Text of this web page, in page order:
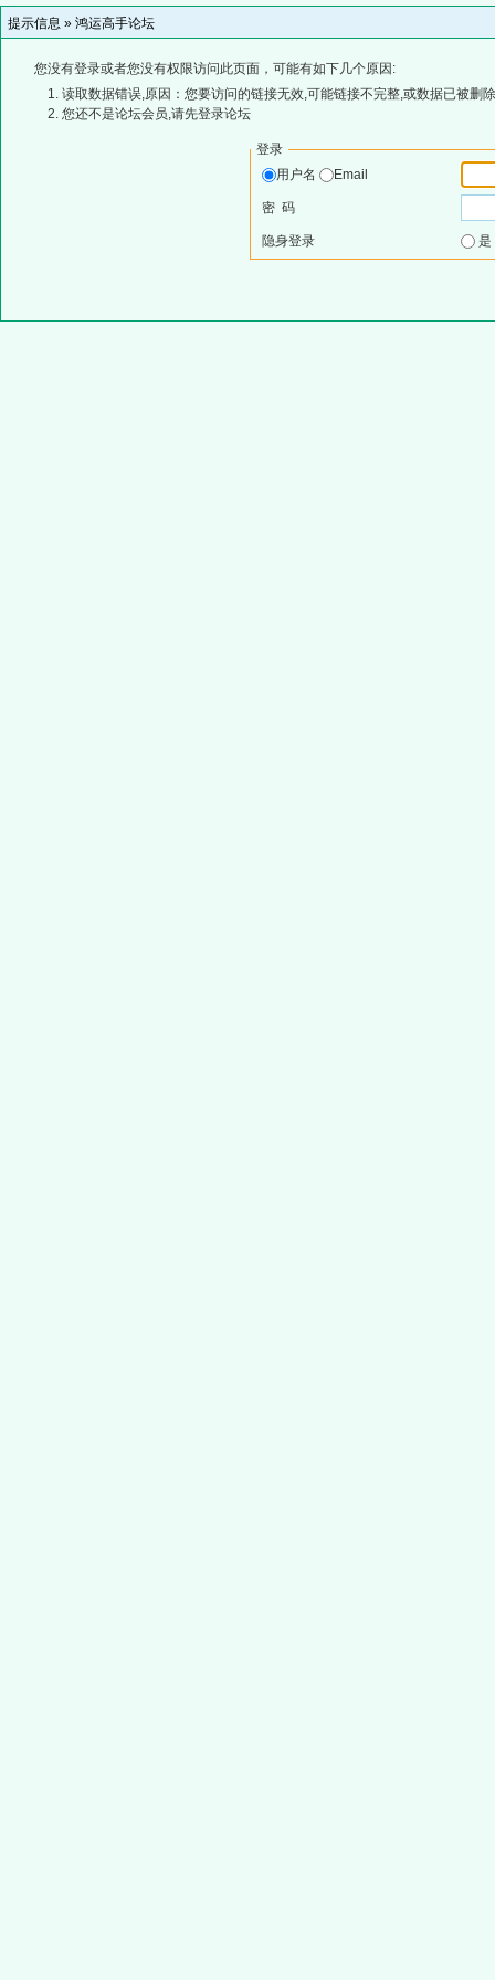
提示信息 » 鸿运高手论坛
您没有登录或者您没有权限访问此页面，可能有如下几个原因:
读取数据错误,原因：您要访问的链接无效,可能链接不完整,或数据已被删
您还不是论坛会员,请先登录论坛
登录
用户名
Email
密 码
隐身登录